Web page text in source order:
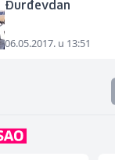
Đurđevdan
06.05.2017. u 13:51